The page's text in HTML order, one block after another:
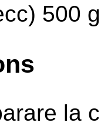
500 g
la